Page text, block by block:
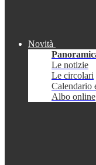
Novità
Le notizie
Le circolari
Calendario
Albo online